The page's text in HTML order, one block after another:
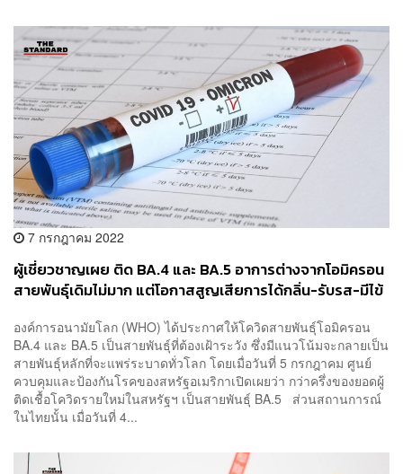
7 กรกฎาคม 2022
ผู้เชี่ยวชาญเผย ติด BA.4 และ BA.5 อาการต่างจากโอมิครอน
สายพันธุ์เดิมไม่มาก แต่โอกาสสูญเสียการได้กลิ่น-รับรส-มีไข้
องค์การอนามัยโลก (WHO) ได้ประกาศให้โควิดสายพันธุ์โอมิครอน
BA.4 และ BA.5 เป็นสายพันธุ์ที่ต้องเฝ้าระวัง ซึ่งมีแนวโน้มจะกลายเป็น
สายพันธุ์หลักที่จะแพร่ระบาดทั่วโลก โดยเมื่อวันที่ 5 กรกฎาคม ศูนย์
ควบคุมและป้องกันโรคของสหรัฐอเมริกาเปิดเผยว่า กว่าครึ่งของยอดผู้
ติดเชื้อโควิดรายใหม่ในสหรัฐฯ เป็นสายพันธุ์ BA.5 ส่วนสถานการณ์
ในไทยนั้น เมื่อวันที่ 4...